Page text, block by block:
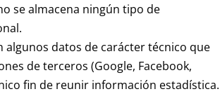
se almacena ningún tipo de
algunos datos de carácter técnico que
de terceros (Google, Facebook,
fin de reunir información estadística.